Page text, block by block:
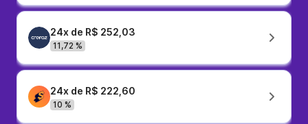
24x de R$ 252,03
11,72 %
24x de R$ 222,60
10 %